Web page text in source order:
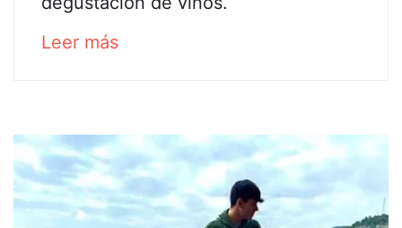
pie
en
pueblo
25
marzo,
Leer másabout
read